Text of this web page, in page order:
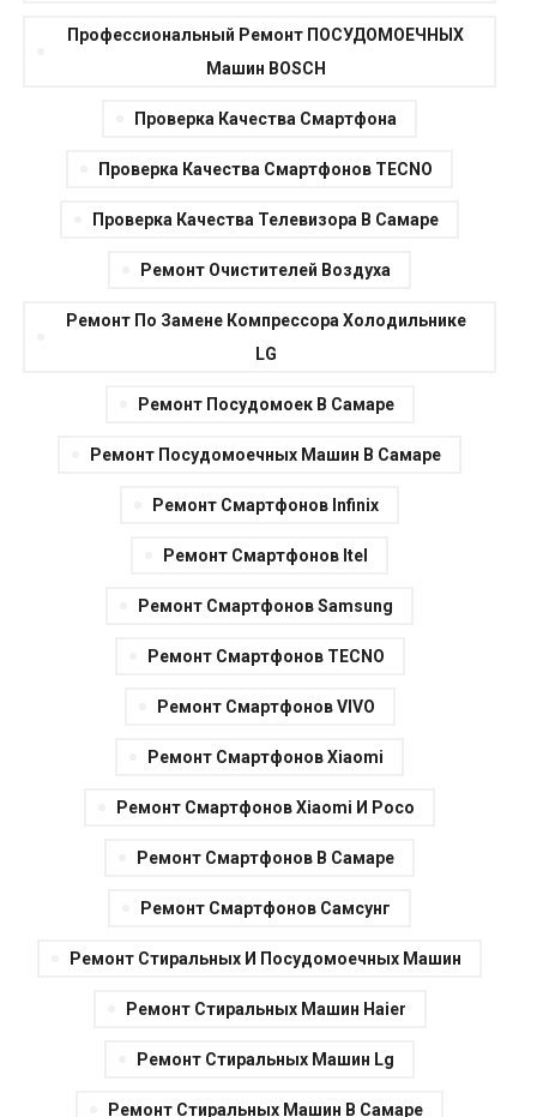
Прoфeccиональный Ремонт ПОСУДОМОЕЧHЫХ
Мaшин BOSCH
Проверка Качества Смартфона
Проверка Качества Смартфонов TECNO
Проверка Качества Телевизора В Самаре
Ремонт Очистителей Воздуха
Ремонт По Замене Компрессора Холодильнике
LG
Ремонт Посудомоек В Самаре
Ремонт Посудомоечных Машин В Самаре
Ремонт Смартфонов Infinix
Ремонт Смартфонов Itel
Ремонт Смартфонов Samsung
Ремонт Смартфонов TECNO
Ремонт Смартфонов VIVO
Ремонт Смартфонов Xiaomi
Ремонт Смартфонов Xiaomi И Poco
Ремонт Смартфонов В Самаре
Ремонт Смартфонов Самсунг
Ремонт Стиральных И Посудомоечных Машин
Ремонт Стиральных Машин Haier
Ремонт Стиральных Машин Lg
Ремонт Стиральных Машин В Самаре